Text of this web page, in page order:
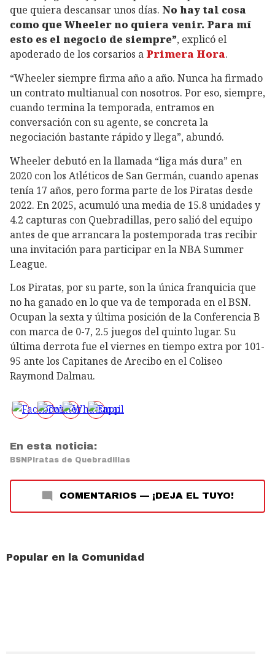
que quiera descansar unos días. No hay tal cosa
como que Wheeler no quiera venir. Para mí
esto es el negocio de siempre”, explicó el
apoderado de los corsarios a Primera Hora.
“Wheeler siempre firma año a año. Nunca ha firmado
un contrato multianual con nosotros. Por eso, siempre,
cuando termina la temporada, entramos en
conversación con su agente, se concreta la
negociación bastante rápido y llega”, abundó.
Wheeler debutó en la llamada “liga más dura” en
2020 con los Atléticos de San Germán, cuando apenas
tenía 17 años, pero forma parte de los Piratas desde
2022. En 2025, acumuló una media de 15.8 unidades y
4.2 capturas con Quebradillas, pero salió del equipo
antes de que arrancara la postemporada tras recibir
una invitación para participar en la NBA Summer
League.
Los Piratas, por su parte, son la única franquicia que
no ha ganado en lo que va de temporada en el BSN.
Ocupan la sexta y última posición de la Conferencia B
con marca de 0-7, 2.5 juegos del quinto lugar. Su
última derrota fue el viernes en tiempo extra por 101-
95 ante los Capitanes de Arecibo en el Coliseo
Raymond Dalmau.
En esta noticia:
BSN Piratas de Quebradillas
COMENTARIOS — ¡DEJA EL TUYO!
Popular en la Comunidad